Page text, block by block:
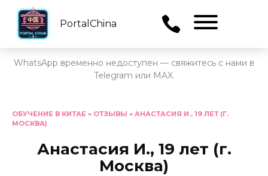
PortalChina
WhatsApp временно недоступен — свяжитесь с нами в
Telegram или MAX.
содержанию
ОБУЧЕНИЕ В КИТАЕ » ОТЗЫВЫ » АНАСТАСИЯ И., 19 ЛЕТ (Г.
МОСКВА)
Анастасия И., 19 лет (г.
Москва)